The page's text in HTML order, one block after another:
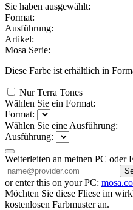
Sie haben ausgewählt:
Format:
Ausführung:
Artikel:
Mosa Serie:
Diese Farbe ist erhältlich in
Nur Terra Tones
Wählen Sie ein Format:
Format:
Wählen Sie eine Ausführung:
Ausführung:
Weiterleiten an meinen PC oder
or enter this on your PC:
Möchten Sie diese Fliese im
kostenlosen Farbmuster an.